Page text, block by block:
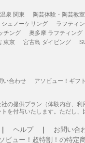
泉 関東 陶芸体験・陶芸教
ュノーケリング ラフティ
チング 奥多摩 ラフティング
東京 宮古島 ダイビング
い合わせ アソビュー！ギフト
の提供プラン（体験内容、
を付与いたします。ただし
ヘルプ お問い合
ビュー！超特割！の特定